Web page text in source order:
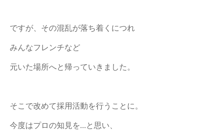
ですが、その混乱が落ち着くにつれ
みんなフレンチなど
元いた場所へと帰っていきました。
そこで改めて採用活動を行うことに。
今度はプロの知見を…と思い、